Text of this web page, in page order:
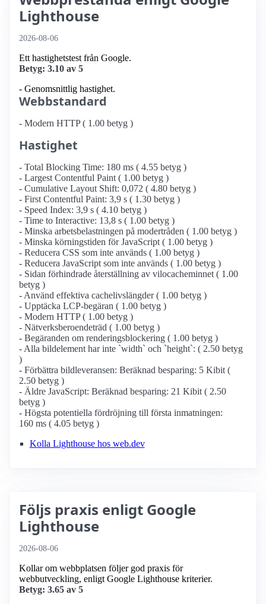
Lighthouse
2026-08-06
Ett hastighetstest från Google.
Betyg: 3.10 av 5
- Genomsnittlig hastighet.
Webbstandard
- Modern HTTP ( 1.00 betyg )
Hastighet
- Total Blocking Time: 180 ms ( 4.55 betyg )
- Largest Contentful Paint ( 1.00 betyg )
- Cumulative Layout Shift: 0,072 ( 4.80 betyg )
- First Contentful Paint: 3,9 s ( 1.30 betyg )
- Speed Index: 3,9 s ( 4.10 betyg )
- Time to Interactive: 13,8 s ( 1.00 betyg )
- Minska arbetsbelastningen på modertråden ( 1.00 betyg )
- Minska körningstiden för JavaScript ( 1.00 betyg )
- Reducera CSS som inte används ( 1.00 betyg )
- Reducera JavaScript som inte används ( 1.00 betyg )
- Sidan förhindrade återställning av vilocacheminnet ( 1.00
betyg )
- Använd effektiva cachelivslängder ( 1.00 betyg )
- Upptäcka LCP-begäran ( 1.00 betyg )
- Modern HTTP ( 1.00 betyg )
- Nätverksberoendeträd ( 1.00 betyg )
- Begäranden om renderingsblockering ( 1.00 betyg )
- Alla bildelement har inte `width` och `height`: ( 2.50 betyg
)
- Förbättra bildleveransen: Beräknad besparing: 5 Kibit (
2.50 betyg )
- Äldre JavaScript: Beräknad besparing: 21 Kibit ( 2.50
betyg )
- Högsta potentiella fördröjning till första inmatningen:
160 ms ( 4.05 betyg )
Kolla Lighthouse hos web.dev
Följs praxis enligt Google
Lighthouse
2026-08-06
Kollar om webbplatsen följer god praxis för
webbutveckling, enligt Google Lighthouse kriterier.
Betyg: 3.65 av 5